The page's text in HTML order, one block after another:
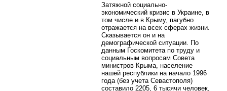
Затяжной социально-
экономический кризис в Украине, в
том числе и в Крыму, пагубно
отражается на всех сферах жизни.
Сказывается он и на
демографической ситуации. По
данным Госкомитета по труду и
социальным вопросам Совета
министров Крыма, население
нашей республики на начало 1996
года (без учета Севастополя)
составило 2205, 6 тысячи человек,